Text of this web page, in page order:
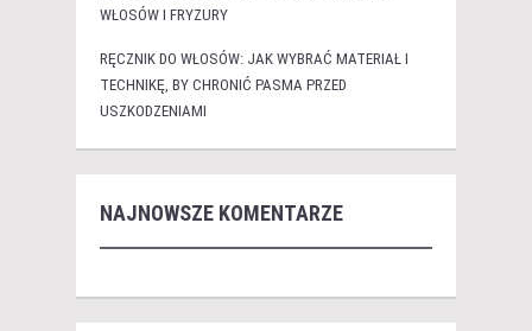
WŁOSÓW I FRYZURY
RĘCZNIK DO WŁOSÓW: JAK WYBRAĆ MATERIAŁ I
TECHNIKĘ, BY CHRONIĆ PASMA PRZED
USZKODZENIAMI
NAJNOWSZE KOMENTARZE